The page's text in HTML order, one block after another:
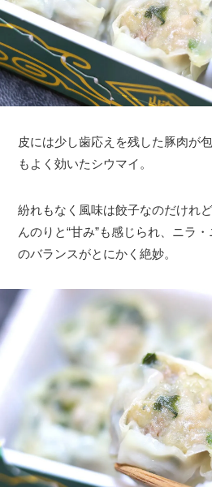
皮には少し歯応えを残した豚肉が
もよく効いたシウマイ。
紛れもなく風味は餃子なのだけれ
んのりと“甘み”も感じられ、ニラ
のバランスがとにかく絶妙。